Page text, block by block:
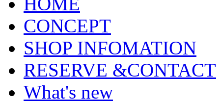
CONCEPT
SHOP INFOMATION
RESERVE &CONTACT
What's new